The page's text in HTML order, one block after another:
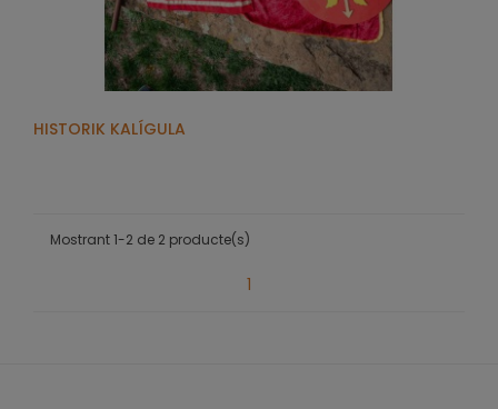
HISTORIK KALÍGULA
Mostrant 1-2 de 2 producte(s)
1